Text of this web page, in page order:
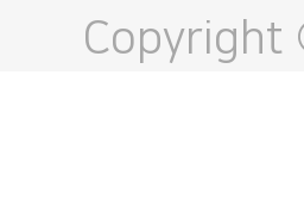
Copyright